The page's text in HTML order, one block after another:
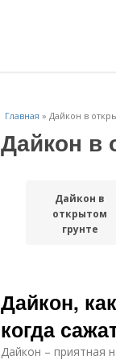
Главная » Дайкон в
Дайкон в
Дайкон в
открытом
грунте
Дайкон,
когда
Дайкон – приятная